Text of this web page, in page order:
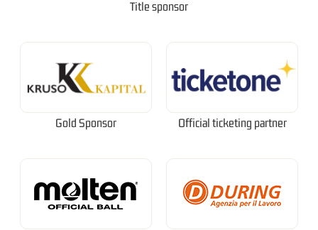
Title sponsor
Gold Sponsor Official ticketing partner